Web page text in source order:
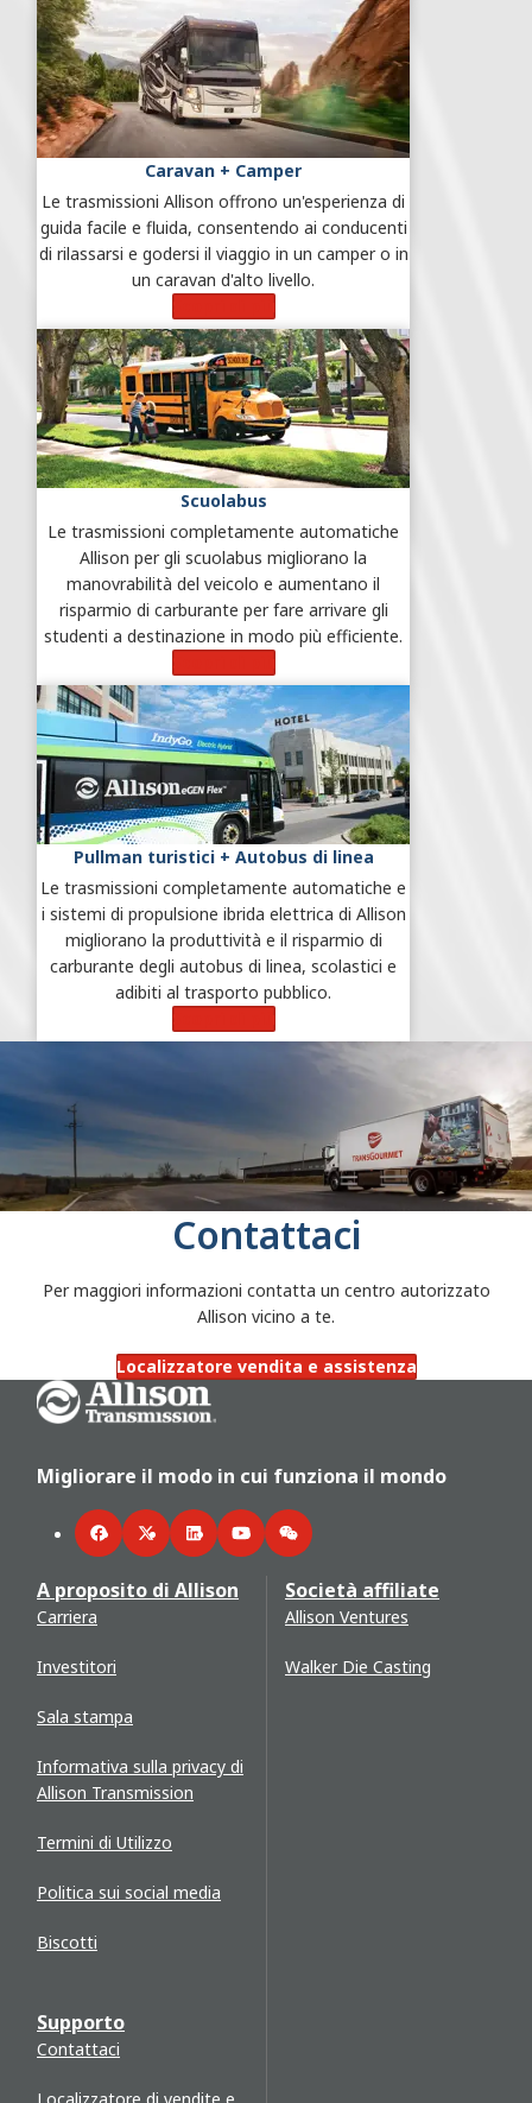
Caravan + Camper
Le trasmissioni Allison offrono un'esperienza di
guida facile e fluida, consentendo ai conducenti
di rilassarsi e godersi il viaggio in un camper o in
un caravan d'alto livello.
Scuolabus
Le trasmissioni completamente automatiche
Allison per gli scuolabus migliorano la
manovrabilità del veicolo e aumentano il
risparmio di carburante per fare arrivare gli
studenti a destinazione in modo più efficiente.
Pullman turistici + Autobus di linea
Le trasmissioni completamente automatiche e
i sistemi di propulsione ibrida elettrica di Allison
migliorano la produttività e il risparmio di
carburante degli autobus di linea, scolastici e
adibiti al trasporto pubblico.
Contattaci
Per maggiori informazioni contatta un centro autorizzato
Allison vicino a te.
Localizzatore vendita e assistenza
Go Home
Migliorare il modo in cui funziona il mondo
FacebookTwitterLinkedInYouTubeWeChat
A proposito di Allison
Carriera
Investitori
Sala stampa
Informativa sulla privacy di
Allison Transmission
Termini di Utilizzo
Politica sui social media
Biscotti
Supporto
Contattaci
Società affiliate
Allison Ventures
Walker Die Casting